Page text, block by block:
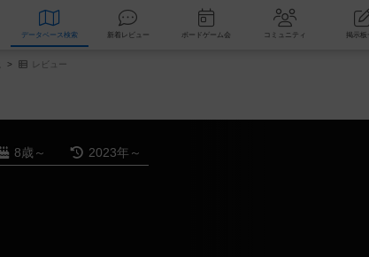
データベース 検索 新着レビュー ボードゲーム会 コミュニティ
レビュー
8歳～ 2023年～